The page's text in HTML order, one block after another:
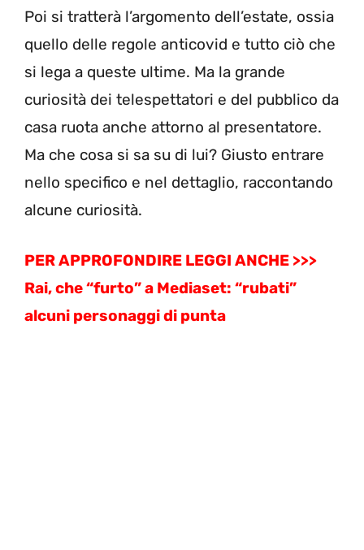
Poi si tratterà l’argomento dell’estate, ossia
quello delle regole anticovid e tutto ciò che
si lega a queste ultime. Ma la grande
curiosità dei telespettatori e del pubblico da
casa ruota anche attorno al presentatore.
Ma che cosa si sa su di lui? Giusto entrare
nello specifico e nel dettaglio, raccontando
alcune curiosità.
PER APPROFONDIRE LEGGI ANCHE >>>
Rai, che “furto” a Mediaset: “rubati”
alcuni personaggi di punta